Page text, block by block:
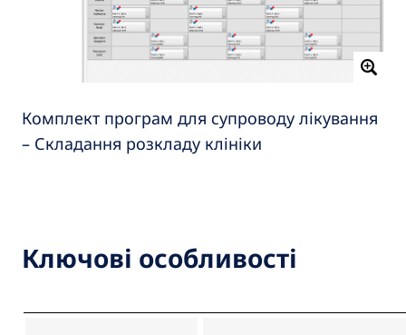
Комплект програм для супроводу лікування
– Складання розкладу клініки
Ключові особливості